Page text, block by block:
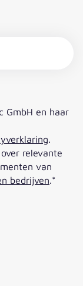
GmbH en haar
.
relevante
van
bedrijven.*